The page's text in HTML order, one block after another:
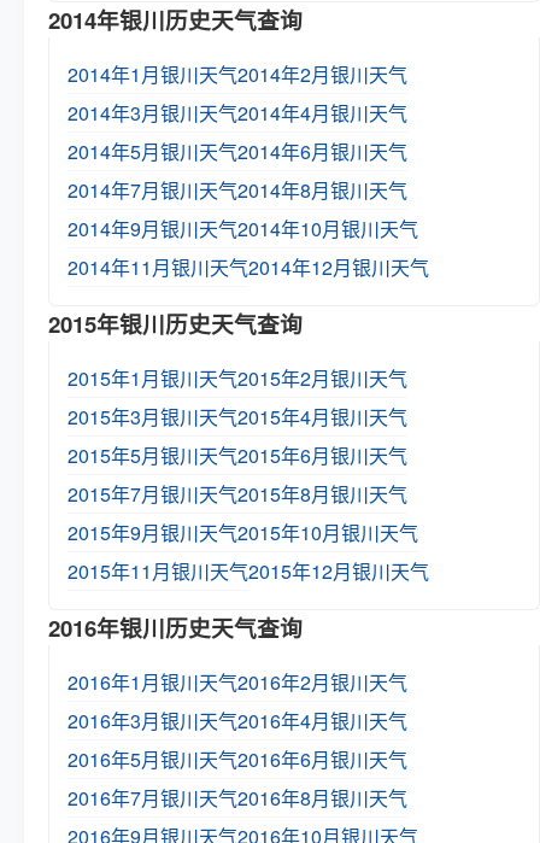
2014年银川历史天气查询
2014年1月银川天气2014年2月银川天气
2014年3月银川天气2014年4月银川天气
2014年5月银川天气2014年6月银川天气
2014年7月银川天气2014年8月银川天气
2014年9月银川天气2014年10月银川天气
2014年11月银川天气2014年12月银川天气
2015年银川历史天气查询
2015年1月银川天气2015年2月银川天气
2015年3月银川天气2015年4月银川天气
2015年5月银川天气2015年6月银川天气
2015年7月银川天气2015年8月银川天气
2015年9月银川天气2015年10月银川天气
2015年11月银川天气2015年12月银川天气
2016年银川历史天气查询
2016年1月银川天气2016年2月银川天气
2016年3月银川天气2016年4月银川天气
2016年5月银川天气2016年6月银川天气
2016年7月银川天气2016年8月银川天气
2016年9月银川天气2016年10月银川天气